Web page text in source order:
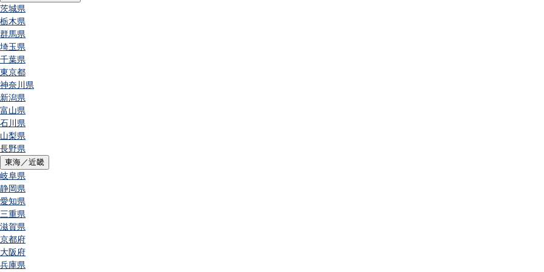
茨城県
栃木県
群馬県
埼玉県
千葉県
東京都
神奈川県
新潟県
富山県
石川県
山梨県
長野県
東海／近畿
岐阜県
静岡県
愛知県
三重県
滋賀県
京都府
大阪府
兵庫県